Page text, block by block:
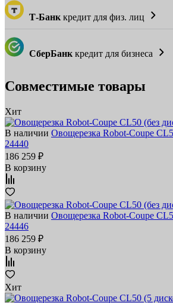
Т-Банк кредит для физ. лиц
СберБанк кредит для бизнеса
Совместимые товары
Хит
В наличии Овощерезка Robot-Coupe
24440
186 259 ₽
В корзину
В наличии Овощерезка Robot-Coupe
24446
186 259 ₽
В корзину
Хит